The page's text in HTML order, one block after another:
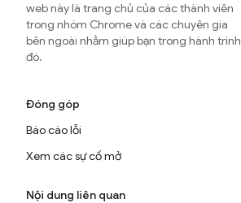
web này là trang chủ của các thành viên
trong nhóm Chrome và các chuyên gia
bên ngoài nhằm giúp bạn trong hành trình
đó.
Đóng góp
Báo cáo lỗi
Xem các sự cố mở
Nội dung liên quan